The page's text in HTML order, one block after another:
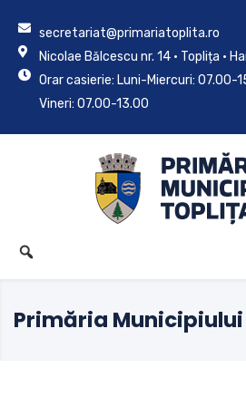
secretariat@primariatoplita.ro
Nicolae Bălcescu nr. 14 • Toplița •
Orar casierie: Luni-Miercuri: 07.00-
Vineri: 07.00-13.00
Primăria